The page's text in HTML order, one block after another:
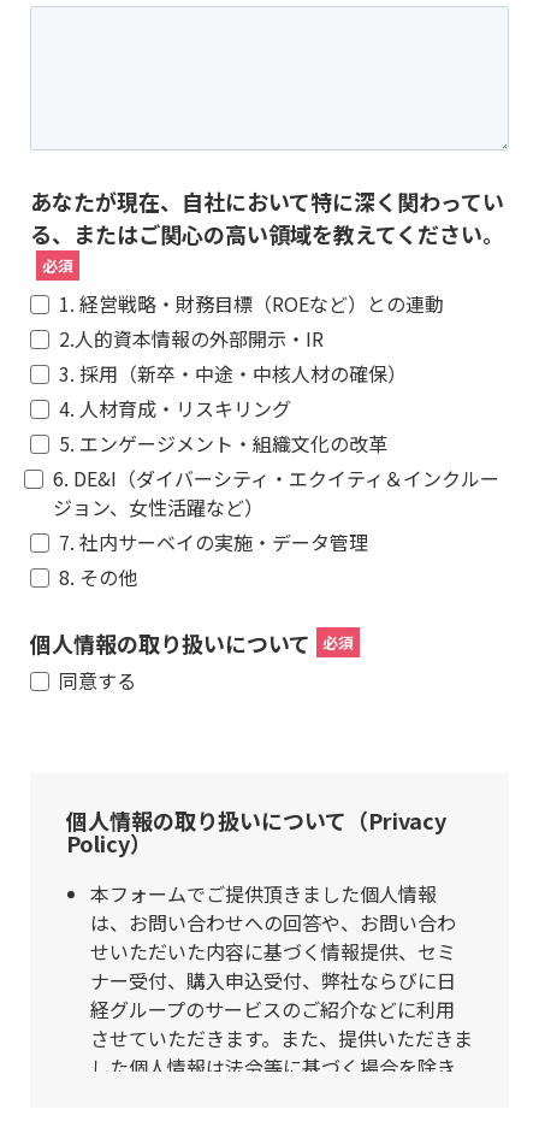
あなたが現在、自社において特に深く関わってい
る、またはご関心の高い領域を教えてください。
1. 経営戦略・財務目標（ROEなど）との連動
2.人的資本情報の外部開示・IR
3. 採用（新卒・中途・中核人材の確保）
4. 人材育成・リスキリング
5. エンゲージメント・組織文化の改革
6. DE&I（ダイバーシティ・エクイティ＆インクルー
ジョン、女性活躍など）
7. 社内サーベイの実施・データ管理
8. その他
個人情報の取り扱いについて
同意する
個人情報の取り扱いについて（Privacy
Policy）
本フォームでご提供頂きました個人情報
は、お問い合わせへの回答や、お問い合わ
せいただいた内容に基づく情報提供、セミ
ナー受付、購入申込受付、弊社ならびに日
経グループのサービスのご紹介などに利用
させていただきます。また、提供いただきま
した個人情報は法令等に基づく場合を除き